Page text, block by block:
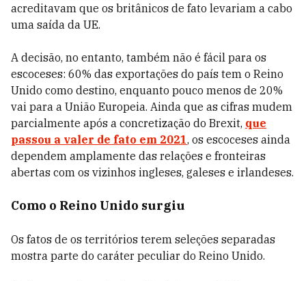
acreditavam que os britânicos de fato levariam a cabo
uma saída da UE.
A decisão, no entanto, também não é fácil para os
escoceses: 60% das exportações do país tem o Reino
Unido como destino, enquanto pouco menos de 20%
vai para a União Europeia. Ainda que as cifras mudem
parcialmente após a concretização do Brexit, que
passou a valer de fato em 2021, os escoceses ainda
dependem amplamente das relações e fronteiras
abertas com os vizinhos ingleses, galeses e irlandeses.
Como o Reino Unido surgiu
Os fatos de os territórios terem seleções separadas
mostra parte do caráter peculiar do Reino Unido.